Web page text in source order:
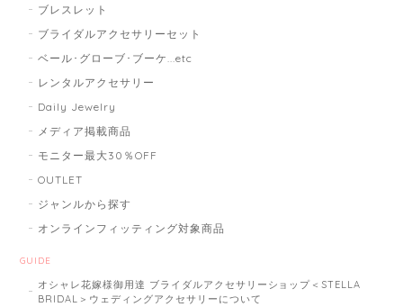
ブレスレット
ブライダルアクセサリーセット
ベール･グローブ･ブーケ...etc
レンタルアクセサリー
Daily Jewelry
メディア掲載商品
モニター最大30％OFF
OUTLET
ジャンルから探す
オンラインフィッティング対象商品
GUIDE
オシャレ花嫁様御用達 ブライダルアクセサリーショップ＜STELLA
BRIDAL＞ウェディングアクセサリーについて